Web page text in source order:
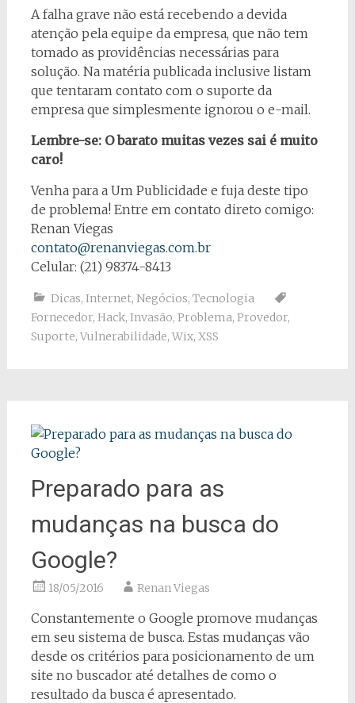
A falha grave não está recebendo a devida
atenção pela equipe da empresa, que não tem
tomado as providências necessárias para
solução. Na matéria publicada inclusive listam
que tentaram contato com o suporte da
empresa que simplesmente ignorou o e-mail.
Lembre-se: O barato muitas vezes sai é muito
caro!
Venha para a Um Publicidade e fuja deste tipo
de problema! Entre em contato direto comigo:
Renan Viegas
contato@renanviegas.com.br
Celular: (21) 98374-8413
Dicas, Internet, Negócios, Tecnologia
Fornecedor, Hack, Invasão, Problema, Provedor,
Suporte, Vulnerabilidade, Wix, XSS
Preparado para as
mudanças na busca do
Google?
18/05/2016 Renan Viegas
Constantemente o Google promove mudanças
em seu sistema de busca. Estas mudanças vão
desde os critérios para posicionamento de um
site no buscador até detalhes de como o
resultado da busca é apresentado.